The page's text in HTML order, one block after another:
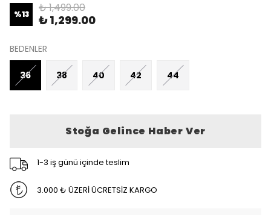
%13 ₺ 1,499.00
₺ 1,299.00
BEDENLER
36 38 40 42 44
Stoğa Gelince Haber Ver
1-3 iş günü içinde teslim
3.000 ₺ ÜZERİ ÜCRETSİZ KARGO